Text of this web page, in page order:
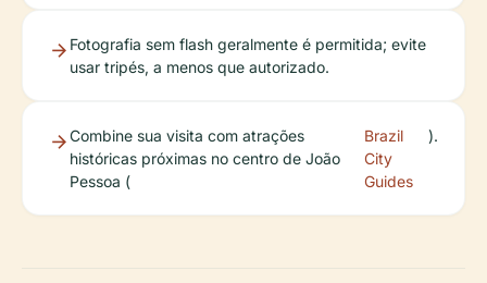
Fotografia sem flash geralmente é permitida; evite
usar tripés, a menos que autorizado.
Combine sua visita com atrações
históricas próximas no centro de João
Pessoa (
Brazil
City
Guides
).